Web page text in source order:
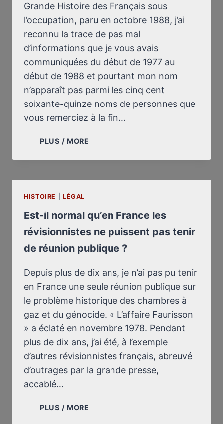
Grande Histoire des Français sous
l’occupation, paru en octobre 1988, j’ai
reconnu la trace de pas mal
d’informations que je vous avais
communiquées du début de 1977 au
début de 1988 et pourtant mon nom
n’apparaît pas parmi les cinq cent
soixante-quinze noms de personnes que
vous remerciez à la fin…
PLUS / MORE
HENRI
HISTOIRE LÉGAL
Est-il normal qu’en France les
révisionnistes ne puissent pas tenir
de réunion publique ?
Depuis plus de dix ans, je n’ai pas pu tenir
en France une seule réunion publique sur
le problème historique des chambres à
gaz et du génocide. « L’affaire Faurisson
» a éclaté en novembre 1978. Pendant
plus de dix ans, j’ai été, à l’exemple
d’autres révisionnistes français, abreuvé
d’outrages par la grande presse,
accablé…
PLUS / MORE